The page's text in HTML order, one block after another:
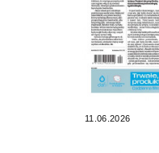
11.06.2026